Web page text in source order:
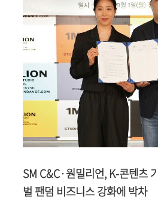
SM C&C·원밀리언, K-콘텐츠
벌 팬덤 비즈니스 강화에 박차